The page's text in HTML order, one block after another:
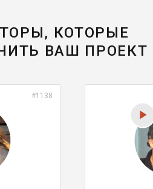
КОТОРЫЕ
ВАШ ПРОЕКТ
#1138